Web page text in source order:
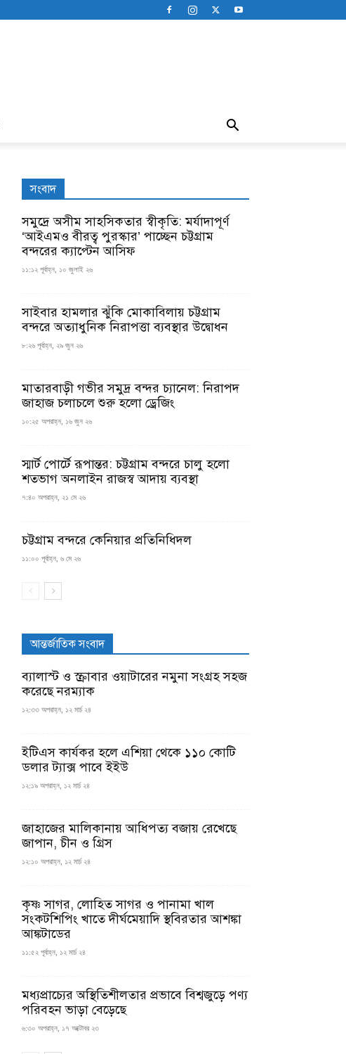
সংবাদ
সমুদ্রে অসীম সাহসিকতার স্বীকৃতি: মর্যাদাপূর্ণ
‘আইএমও বীরত্ব পুরস্কার’ পাচ্ছেন চট্টগ্রাম
বন্দরের ক্যাপ্টেন আসিফ
১১:১২ পূর্বাহ্ন, ১০ জুলাই ২৬
সাইবার হামলার ঝুঁকি মোকাবিলায় চট্টগ্রাম
বন্দরে অত্যাধুনিক নিরাপত্তা ব্যবস্থার উদ্বোধন
৮:২৬ পূর্বাহ্ন, ২৯ জুন ২৬
মাতারবাড়ী গভীর সমুদ্র বন্দর চ্যানেল: নিরাপদ
জাহাজ চলাচলে শুরু হলো ড্রেজিং
১০:২৫ অপরাহ্ন, ১৬ জুন ২৬
স্মার্ট পোর্টে রূপান্তর: চট্টগ্রাম বন্দরে চালু হলো
শতভাগ অনলাইন রাজস্ব আদায় ব্যবস্থা
৭:৪০ অপরাহ্ন, ২১ মে ২৬
চট্টগ্রাম বন্দরে কেনিয়ার প্রতিনিধিদল
১১:০০ পূর্বাহ্ন, ৬ মে ২৬
আন্তর্জাতিক সংবাদ
ব্যালাস্ট ও স্ক্রাবার ওয়াটারের নমুনা সংগ্রহ সহজ
করেছে নরম্যাক
১২:৩৩ অপরাহ্ন, ১২ মার্চ ২৪
ইটিএস কার্যকর হলে এশিয়া থেকে ১১০ কোটি
ডলার ট্যাক্স পাবে ইইউ
১২:১৯ অপরাহ্ন, ১২ মার্চ ২৪
জাহাজের মালিকানায় আধিপত্য বজায় রেখেছে
জাপান, চীন ও গ্রিস
১২:১০ অপরাহ্ন, ১২ মার্চ ২৪
কৃষ্ণ সাগর, লোহিত সাগর ও পানামা খাল
সংকটশিপিং খাতে দীর্ঘমেয়াদি স্থবিরতার আশঙ্কা
আঙ্কটাডের
১১:৫২ পূর্বাহ্ন, ১২ মার্চ ২৪
মধ্যপ্রাচ্যের অস্থিতিশীলতার প্রভাবে বিশ্বজুড়ে পণ্য
পরিবহন ভাড়া বেড়েছে
৬:৩০ অপরাহ্ন, ১৭ অক্টোবর ২৩